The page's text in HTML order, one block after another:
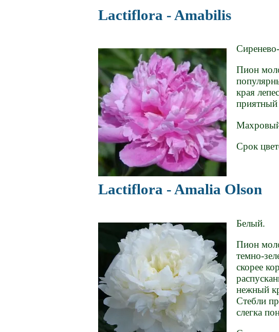
Lactiflora - Amabilis
Пион
края
приятный
Срок
Lactiflora - Amalia Olson
Белый.
Пион
темно-
скорее
нежный
Стебли
слегка